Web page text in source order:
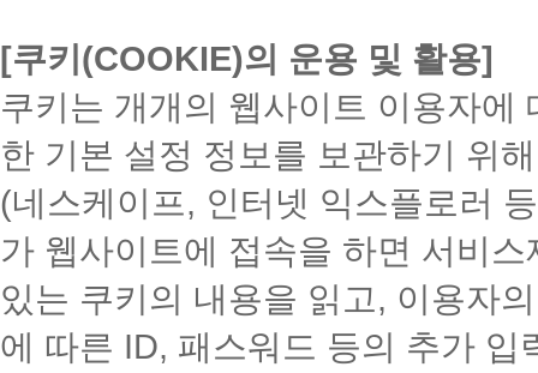
[쿠키(COOKIE)의 운용 및 활용]
쿠키는 개개의 웹사이트 이용자에
한 기본 설정 정보를 보관하기 위
(네스케이프, 인터넷 익스플로러
가 웹사이트에 접속을 하면 서비
있는 쿠키의 내용을 읽고, 이용자
에 따른 ID, 패스워드 등의 추가